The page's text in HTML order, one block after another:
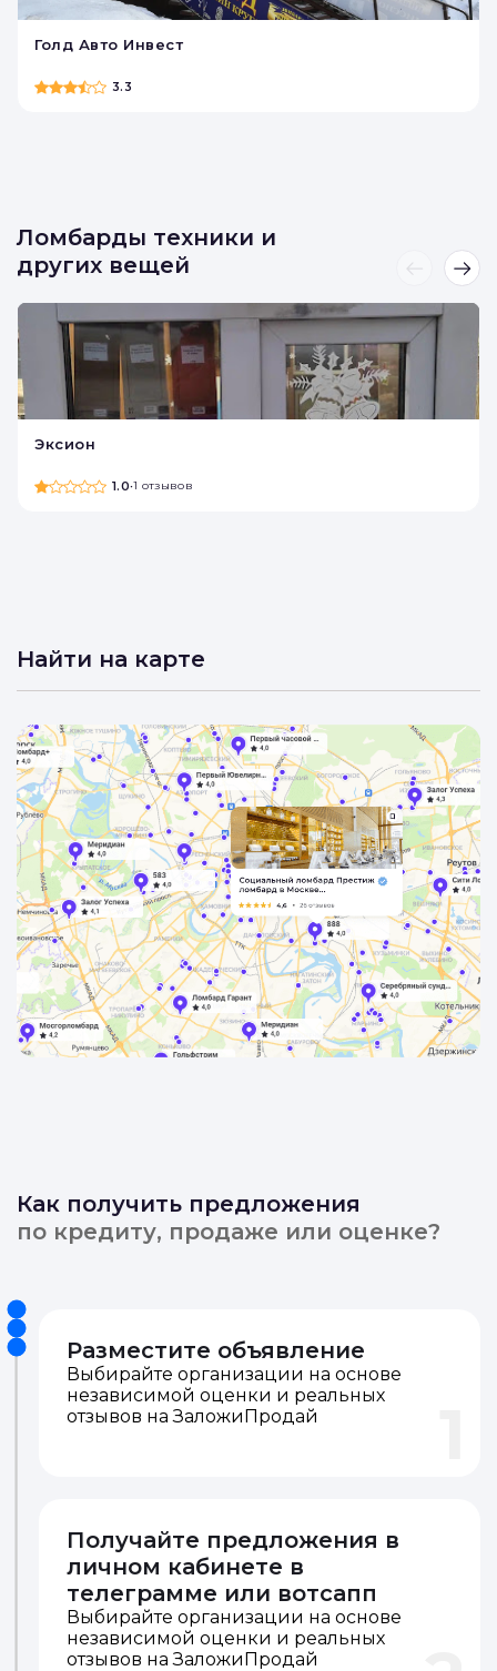
Голд Авто Инвест
3.3
Ломбарды техники и
других вещей
Эксион
1.0•1 отзывов
Найти на карте
Как получить предложения
по кредиту, продаже или оценке?
Разместите объявление
Выбирайте организации на основе
независимой оценки и реальных
отзывов на ЗаложиПродай
Получайте предложения в
личном кабинете в
телеграмме или вотсапп
Выбирайте организации на основе
независимой оценки и реальных
отзывов на ЗаложиПродай